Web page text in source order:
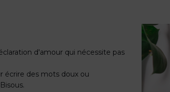
d'amour qui nécessite pas
écrire des mots doux ou